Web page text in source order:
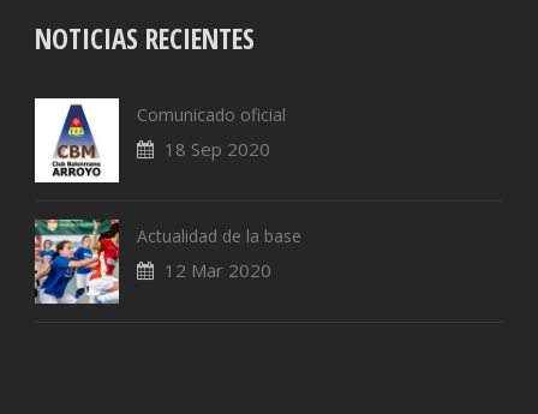
NOTICIAS RECIENTES
Comunicado oficial
18 Sep 2020
Actualidad de la base
12 Mar 2020